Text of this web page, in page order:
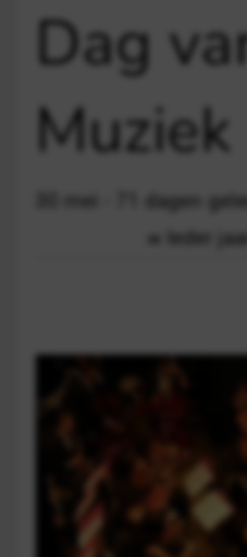
Dag
Muziek
30 mei - 71 dagen
Ieder